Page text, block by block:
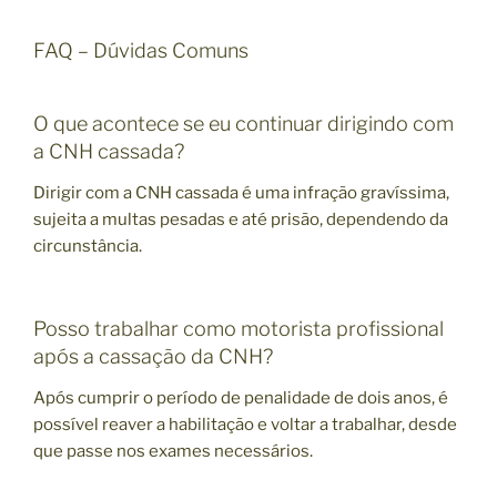
FAQ – Dúvidas Comuns
O que acontece se eu continuar dirigindo com
a CNH cassada?
Dirigir com a CNH cassada é uma infração gravíssima,
sujeita a multas pesadas e até prisão, dependendo da
circunstância.
Posso trabalhar como motorista profissional
após a cassação da CNH?
Após cumprir o período de penalidade de dois anos, é
possível reaver a habilitação e voltar a trabalhar, desde
que passe nos exames necessários.